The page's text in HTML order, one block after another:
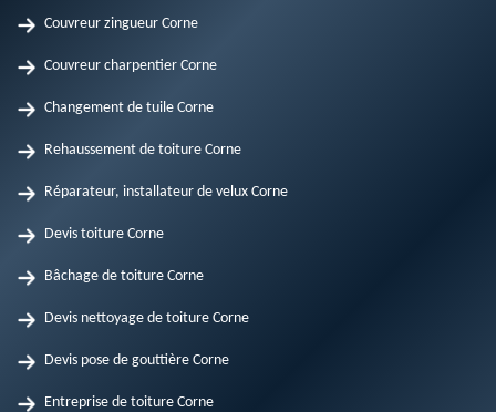
Couvreur zingueur Corne
Couvreur charpentier Corne
Changement de tuile Corne
Rehaussement de toiture Corne
Réparateur, installateur de velux Corne
Devis toiture Corne
Bâchage de toiture Corne
Devis nettoyage de toiture Corne
Devis pose de gouttière Corne
Entreprise de toiture Corne